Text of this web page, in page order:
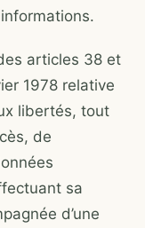
articles 38 et
1978 relative
libertés, tout
de
sa
d’une